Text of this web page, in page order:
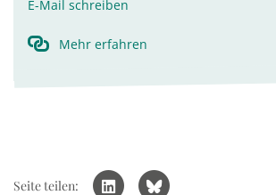
E-Mail schreiben
Mehr erfahren
Seite teilen: